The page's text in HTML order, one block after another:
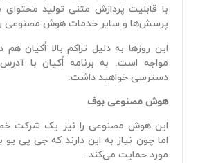
با قابلیت پردازش متنی تولید
پرسش‌ها و سایر خدمات هوش مصنوعی
این روز‌ها به دلیل تراکم بالا اُکیان هم
دسترسی خواهید داشت.
هوش مصنوعی بوف
این هوش مصنوعی را نیز یک شرکت
اما چون نیاز به این دارند که جی پی یو
مورد حمایت می‌کند.